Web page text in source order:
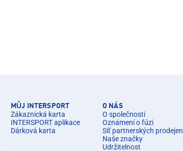
MŮJ INTERSPORT
Zákaznická karta
INTERSPORT aplikace
Dárková karta
O NÁS
O společnosti
Oznámení o fúzi
Síť partnerských prodejen
Naše značky
Udržitelnost